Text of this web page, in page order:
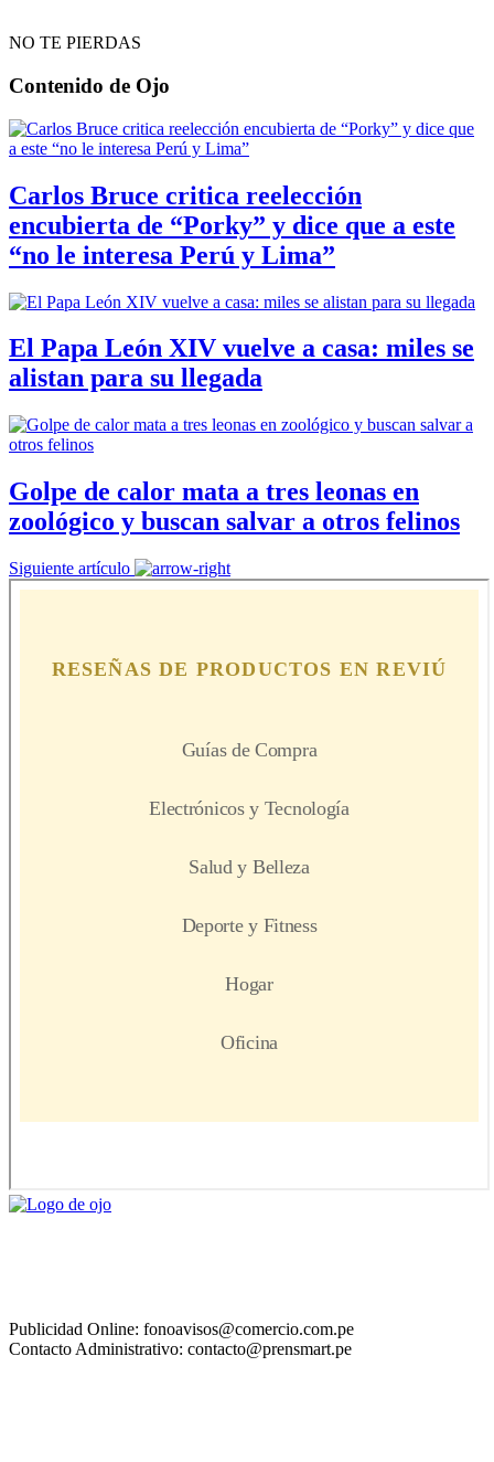
NO TE PIERDAS
Contenido de Ojo
Carlos Bruce critica reelección
encubierta de “Porky” y dice que a este
“no le interesa Perú y Lima”
El Papa León XIV vuelve a casa: miles se
alistan para su llegada
Golpe de calor mata a tres leonas en
zoológico y buscan salvar a otros felinos
Siguiente artículo
Publicidad Online: fonoavisos@comercio.com.pe
Contacto Administrativo: contacto@prensmart.pe